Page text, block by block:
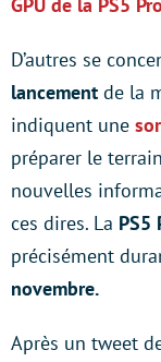
D’autres se
lancement de la
indiquent une
préparer le
nouvelles
ces dires. La PS5
précisément
novembre.
Après un tweet